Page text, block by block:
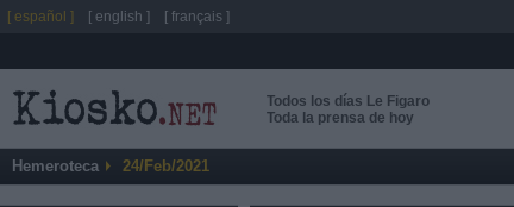
Todos los días Le Figaro
Toda la prensa de hoy
Hemeroteca 24/Feb/2021
[ español ] [ english ] [ français ]